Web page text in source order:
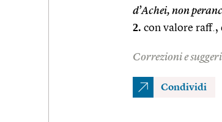
d’Achei, non
2. con valore raff.,
Correzioni e
Condividi